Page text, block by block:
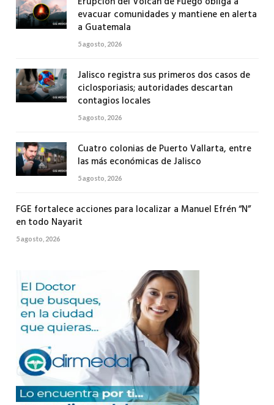
evacuar comunidades y mantiene en alerta
a Guatemala
5 agosto, 2026
Jalisco registra sus primeros dos casos de
ciclosporiasis; autoridades descartan
contagios locales
5 agosto, 2026
Cuatro colonias de Puerto Vallarta, entre
las más económicas de Jalisco
5 agosto, 2026
FGE fortalece acciones para localizar a Manuel Efrén “N”
en todo Nayarit
5 agosto, 2026